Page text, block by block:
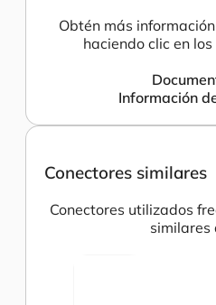
Obtén más
haciendo clic en
Información
Conectores similares
Conectores utilizados
similares